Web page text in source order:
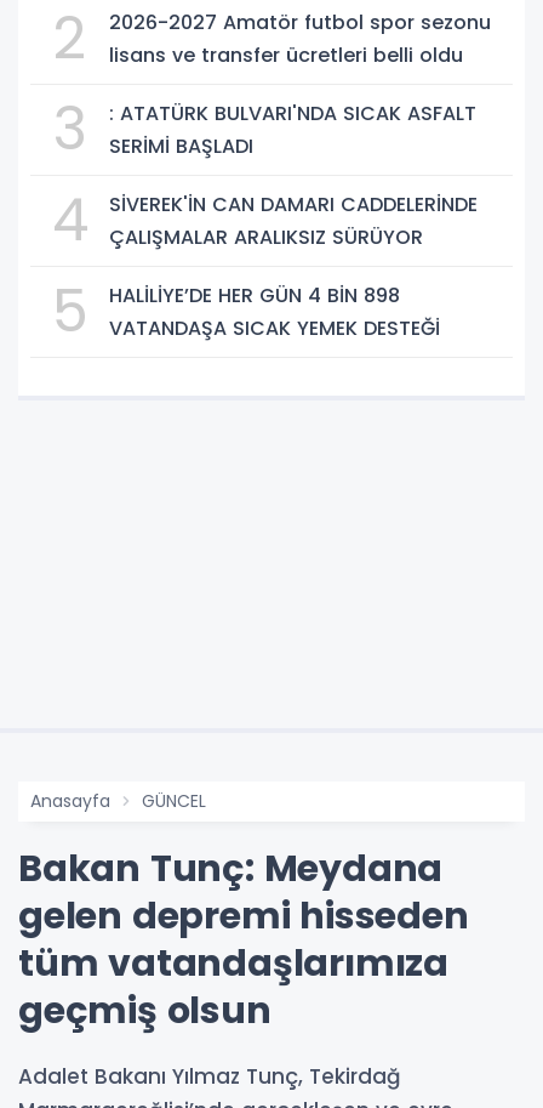
2
2026-2027 Amatör futbol spor sezonu
lisans ve transfer ücretleri belli oldu
3
: ATATÜRK BULVARI'NDA SICAK ASFALT
SERİMİ BAŞLADI
4
SİVEREK'İN CAN DAMARI CADDELERİNDE
ÇALIŞMALAR ARALIKSIZ SÜRÜYOR
5
HALİLİYE’DE HER GÜN 4 BİN 898
VATANDAŞA SICAK YEMEK DESTEĞİ
Anasayfa GÜNCEL
Bakan Tunç: Meydana
gelen depremi hisseden
tüm vatandaşlarımıza
geçmiş olsun
Adalet Bakanı Yılmaz Tunç, Tekirdağ